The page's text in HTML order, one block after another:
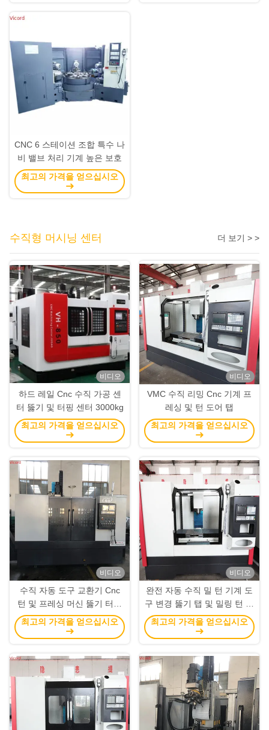
CNC 6 스테이션 조합 특수 나
비 밸브 처리 기계 높은 보호
최고의 가격을 얻으십시오
수직형 머시닝 센터 더 보기 > >
비디오
하드 레일 Cnc 수직 가공 센
터 뚫기 및 터핑 센터 3000kg
최고의 가격을 얻으십시오
비디오
VMC 수직 리밍 Cnc 기계 프
레싱 및 턴 도어 탭
최고의 가격을 얻으십시오
비디오
수직 자동 도구 교환기 Cnc
턴 및 프레싱 머신 뚫기 터핑
센터 10kW
최고의 가격을 얻으십시오
비디오
완전 자동 수직 밀 턴 기계 도
구 변경 뚫기 탭 및 밀링 턴 기
계
최고의 가격을 얻으십시오